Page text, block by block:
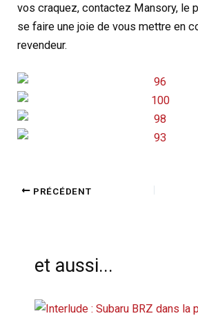
vos craquez, contactez Mansory, le
se faire une joie de vous mettre en
revendeur.
PRÉCÉDENT
et aussi...